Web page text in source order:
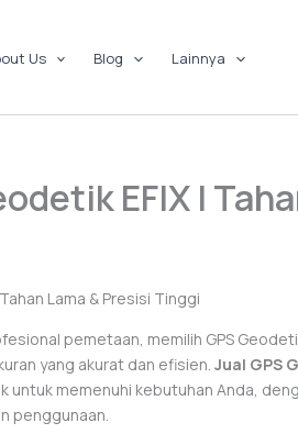
Us Blog Lainnya
EFIX |
pemetaan, memilih GPS
yang akurat dan efisien. Jual GPS
untuk memenuhi kebutuhan Anda,
penggunaan.